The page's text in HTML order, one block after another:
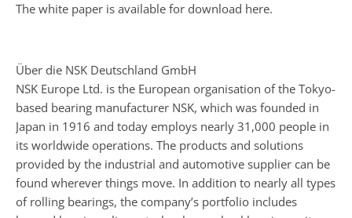
The white paper is available for download here.
Über die NSK Deutschland GmbH
NSK Europe Ltd. is the European organisation of the Tokyo-
based bearing manufacturer NSK, which was founded in
Japan in 1916 and today employs nearly 31,000 people in
its worldwide operations. The products and solutions
provided by the industrial and automotive supplier can be
found wherever things move. In addition to nearly all types
of rolling bearings, the company’s portfolio includes